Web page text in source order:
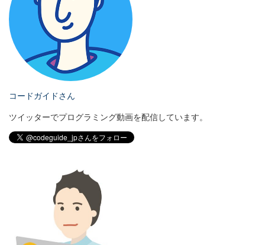
コードガイドさん
ツイッターでプログラミング動画を配信しています。